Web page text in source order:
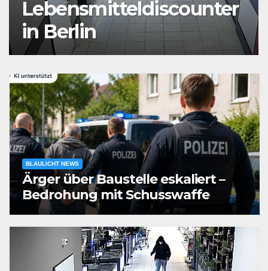
Auseinandersetzung in
der Landshuter Altstadt
BLAULICHT NEWS
Ärger über Baustelle eskaliert –
Bedrohung mit Schusswaffe